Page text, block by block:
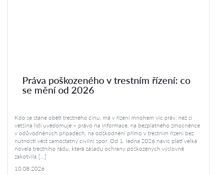
Práva poškozeného v trestním řízení: co
se mění od 2026
Kdo se stane obětí trestného činu, má v řízení mnohem víc práv, než si
většina lidí uvědomuje – právo na informace, na bezplatného zmocněnce
v odůvodněných případech, na odškodnění přímo v trestním řízení bez
nutnosti vést samostatný civilní spor. Od 1. ledna 2026 navíc platí velká
novela trestního řádu, která zásadu ochrany poškozených výslovně
zakotvila […]
10.08.2026